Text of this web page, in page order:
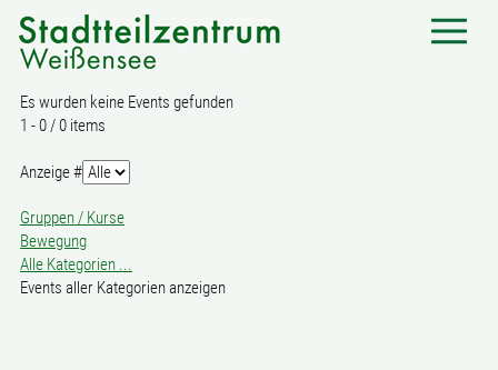
Es wurden keine Events gefunden
Limite
Paginierungsliste
1 - 0 / 0 items
Anzeige #
Gruppen / Kurse
Bewegung
Alle Kategorien ...
Events aller Kategorien anzeigen